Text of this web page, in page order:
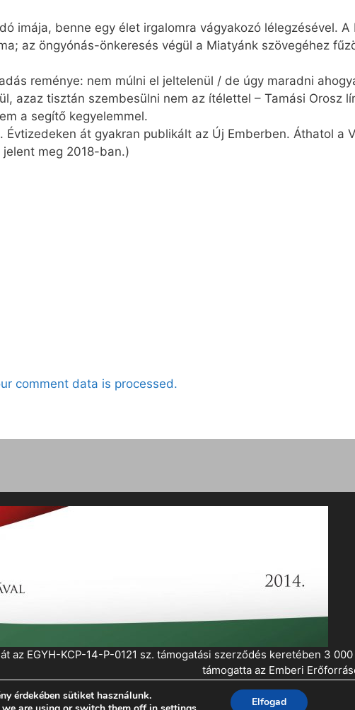
imája, benne egy élet irgalomra vágyakozó lélegzésével. A
az öngyónás-önkeresés végül a Miatyánk szövegéhez
reménye: nem múlni el jeltelenül / de úgy maradni
azaz tisztán szembesülni nem az ítélettel – Tamási Orosz
a segítő kegyelemmel.
át gyakran publikált az Új Emberben. Áthatol a
meg 2018-ban.)
comment data is processed.
az EGYH-KCP-14-P-0121 sz. támogatási szerződés keretében 3
támogatta az Emberi
érdekében sütiket használunk.
Elfogad